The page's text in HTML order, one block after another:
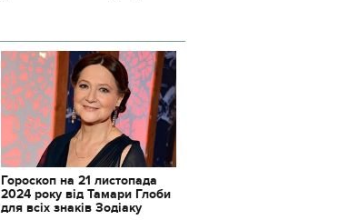
Гороскоп на 21 листопада
2024 року від Тамари Глоби
для всіх знаків Зодіаку